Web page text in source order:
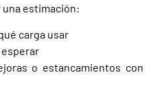
estimación:
carga usar
esperar
o estancamientos con